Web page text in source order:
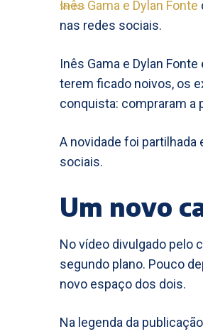
Inês Gama e Dylan Fonte
nas redes sociais.
Inês Gama e Dylan
terem ficado noivos, os
conquista: compraram a
A novidade foi partilhada
sociais.
Um novo
No vídeo divulgado pelo
segundo plano. Pouco
novo espaço dos dois.
Na legenda da